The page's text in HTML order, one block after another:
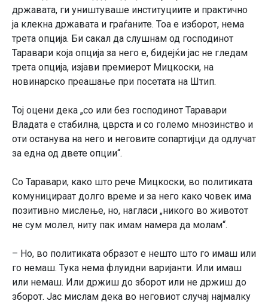
државата, ги уништуваше институциите и практично
ја клекна државата и граѓаните. Тоа е изборот, нема
трета опција. Би сакал да слушнам од господинот
Таравари која опција за него е, бидејќи јас не гледам
трета опција, изјави премиерот Мицкоски, на
новинарско преашање при посетата на Штип.
Тој оцени дека „со или без господинот Таравари
Владата е стабилна, цврста и со големо мнозинство и
оти останува на него и неговите сопартијци да одлучат
за една од двете опции“.
Со Таравари, како што рече Мицкоски, во политиката
комуницираат долго време и за него како човек има
позитивно мислење, но, нагласи „никого во животот
не сум молел, ниту пак имам намера да молам“.
– Но, во политиката образот е нешто што го имаш или
го немаш. Тука нема флуидни варијанти. Или имаш
или немаш. Или држиш до зборот или не држиш до
зборот. Јас мислам дека во неговиот случај најмалку